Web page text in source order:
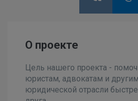
О проекте
Цель нашего проекта -
юристам, адвокатам и
юридической отрасли